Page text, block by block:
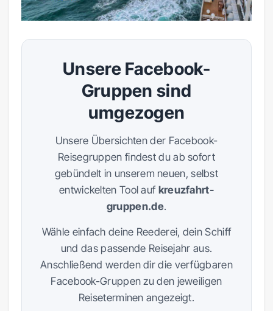
Unsere Facebook-
Gruppen sind
umgezogen
Unsere Übersichten der Facebook-
Reisegruppen findest du ab sofort
gebündelt in unserem neuen, selbst
entwickelten Tool auf kreuzfahrt-
gruppen.de.
Wähle einfach deine Reederei, dein Schiff
und das passende Reisejahr aus.
Anschließend werden dir die verfügbaren
Facebook-Gruppen zu den jeweiligen
Reiseterminen angezeigt.